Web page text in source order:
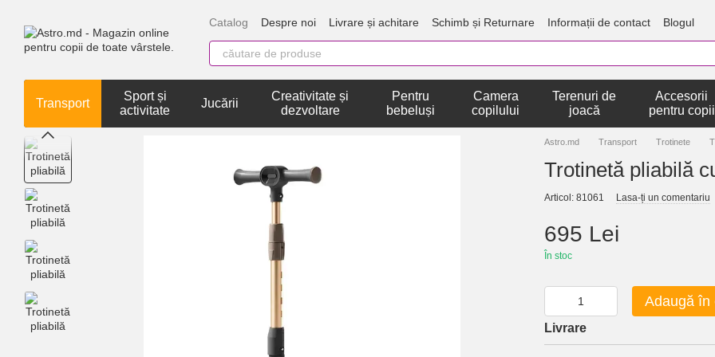
Catalog Despre noi Livrare și achitare Schimb și Returnare Informații de contact Blogul
Transport
Sport și
activitate
Jucării
Creativitate și
dezvoltare
Pentru
bebeluși
Camera
copilului
Terenuri de
joacă
Accesorii
pentru copii
Astro.md Transport Trotinete
Trotinetă pliabilă
Articol: 81061 Lasa-ți un comentariu
695 Lei
În stoc
Adaugă în
Livrare